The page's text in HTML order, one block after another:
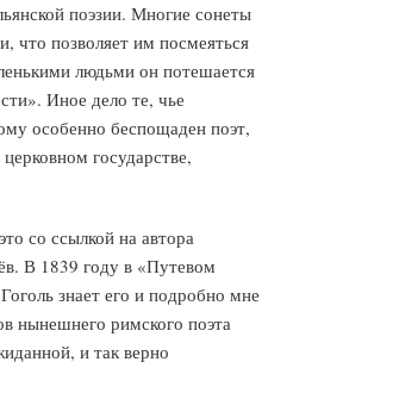
поэзии. Многие сонеты
что позволяет им посмеяться
людьми он потешается
Иное дело те, чье
особенно беспощаден поэт,
государстве,
со ссылкой на автора
В 1839 году в «Путевом
знает его и подробно мне
нынешнего римского поэта
и так верно